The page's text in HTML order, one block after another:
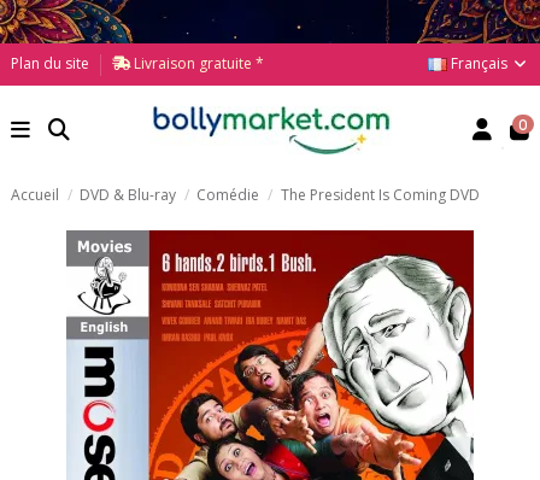
Plan du site Livraison gratuite * Français
0
Accueil DVD & Blu-ray Comédie The President Is Coming DVD